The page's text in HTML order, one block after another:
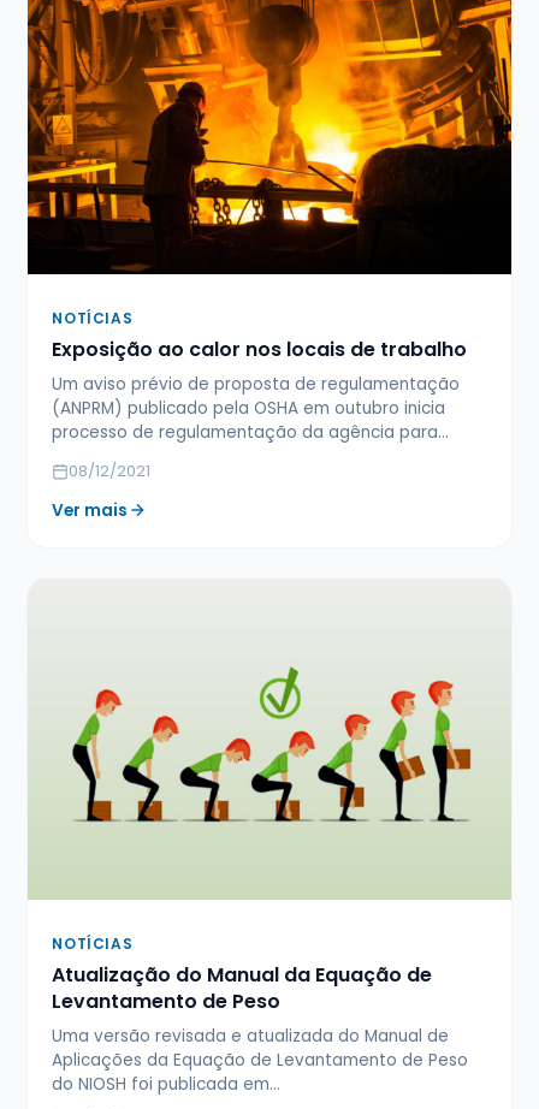
NOTÍCIAS
Exposição ao calor nos locais de trabalho
Um aviso prévio de proposta de regulamentação
(ANPRM) publicado pela OSHA em outubro inicia
processo de regulamentação da agência para…
08/12/2021
Ver mais
NOTÍCIAS
Atualização do Manual da Equação de
Levantamento de Peso
Uma versão revisada e atualizada do Manual de
Aplicações da Equação de Levantamento de Peso
do NIOSH foi publicada em…